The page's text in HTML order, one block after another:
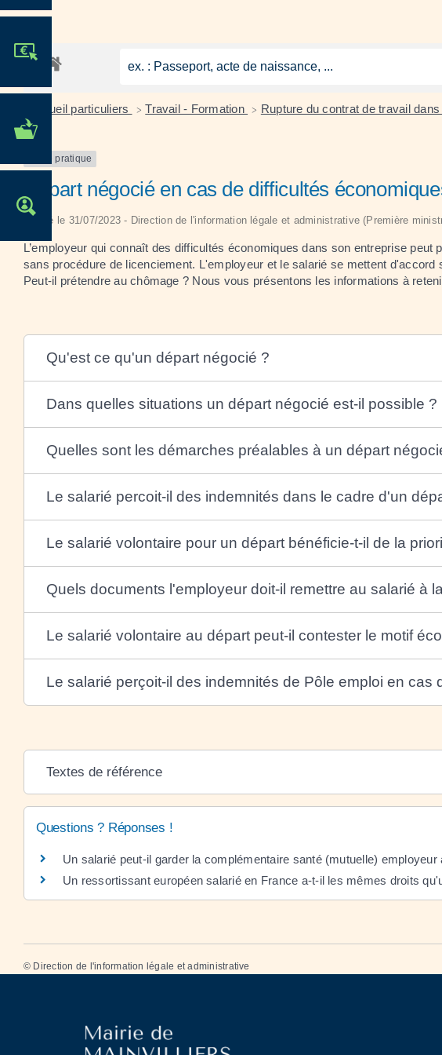
MES DÉMARCHES
OFFRES D'EMPLOI
Accueil particuliers > Travail - Formation > Rupture du contrat de travail
Fiche pratique
Départ négocié en cas de difficultés
Vérifié le 31/07/2023 - Direction de l'information légale et administrative (Première
L’employeur qui connaît des difficultés économiques dans son entreprise
sans procédure de licenciement. L'employeur et le salarié se mettent
Peut-il prétendre au chômage ? Nous vous présentons les informations à
Qu'est ce qu'un départ négocié ?
Dans quelles situations un départ négocié est-il possible ?
Quelles sont les démarches préalables à un départ
Le salarié percoit-il des indemnités dans le cadre d'un
Le salarié volontaire pour un départ bénéficie-t-il de la
Quels documents l'employeur doit-il remettre au salarié à
Le salarié volontaire au départ peut-il contester le motif
Le salarié perçoit-il des indemnités de Pôle emploi en cas
Textes de référence
Questions ? Réponses !
Un salarié peut-il garder la complémentaire santé (mutuelle)
Un ressortissant européen salarié en France a-t-il les mêmes droits
© Direction de l'information légale et administrative